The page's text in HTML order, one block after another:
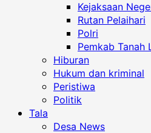
Kejaksaan
Rutan Pelaihari
Polri
Pemkab Tanah
Hiburan
Hukum dan kriminal
Peristiwa
Politik
Tala
Desa News